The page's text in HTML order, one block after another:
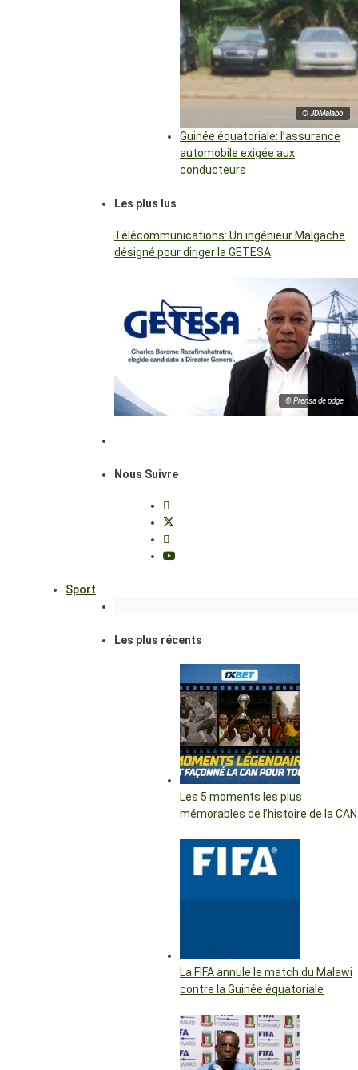
© JDMalabo
Guinée équatoriale: l’assurance
automobile exigée aux
conducteurs
Les plus lus
Télécommunications: Un ingénieur Malgache
désigné pour diriger la GETESA
© Prensa de pdge
Nous Suivre
Sport
Les plus récents
Les 5 moments les plus
mémorables de l’histoire de la CAN
La FIFA annule le match du Malawi
contre la Guinée équatoriale